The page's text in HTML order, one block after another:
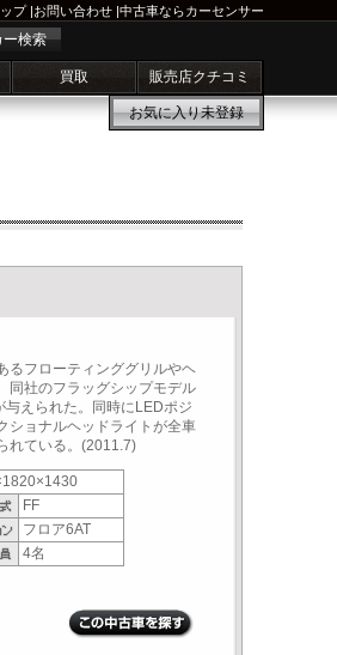
プ|お問い合わせ |中古車ならカーセンサー
ー検索
買取 販売店クチコミ
お気に入り未登録
るフローティンググリルやヘ
同社のフラッグシップモデル
えられた。同時にLEDポジ
ショナルヘッドライトが全車
れている。(2011.7)
FF
フロア6AT
4名